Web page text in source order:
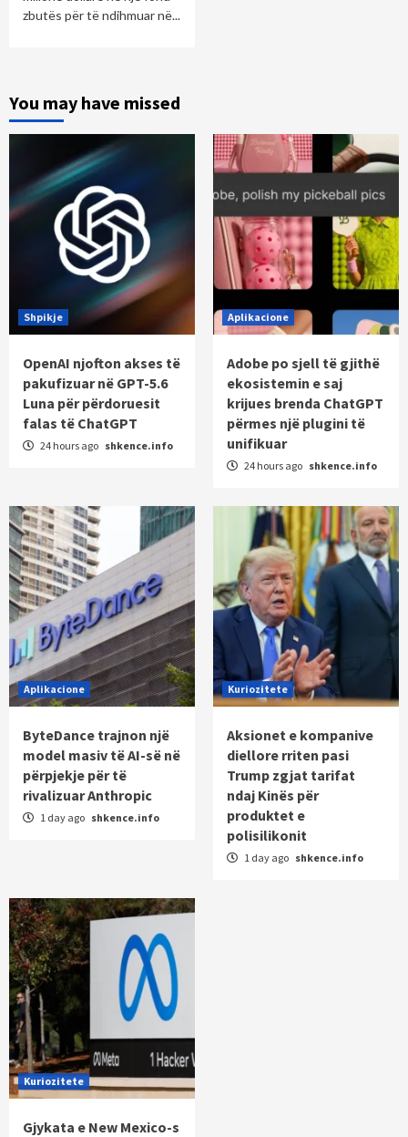
zbutës për të ndihmuar në...
You may have missed
Shpikje
OpenAI njofton akses të
pakufizuar në GPT-5.6
Luna për përdoruesit
falas të ChatGPT
24 hours ago shkence.info
Aplikacione
Adobe po sjell të gjithë
ekosistemin e saj
krijues brenda ChatGPT
përmes një plugini të
unifikuar
24 hours ago shkence.info
Aplikacione
ByteDance trajnon një
model masiv të AI-së në
përpjekje për të
rivalizuar Anthropic
1 day ago shkence.info
Kuriozitete
Aksionet e kompanive
diellore rriten pasi
Trump zgjat tarifat
ndaj Kinës për
produktet e
polisilikonit
1 day ago shkence.info
Kuriozitete
Gjykata e New Mexico-s